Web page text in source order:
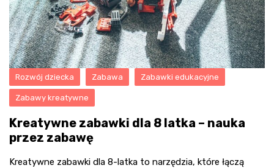
Rozwój dziecka Zabawa Zabawki edukacyjne
Zabawy kreatywne
Kreatywne zabawki dla 8 latka – nauka
przez zabawę
Kreatywne zabawki dla 8-latka to narzędzia, które łączą